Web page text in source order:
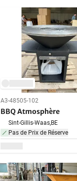
A3-48505-102
BBQ Atmosphère
Sint-Gillis-Waas,BE
Pas de Prix de Réserve